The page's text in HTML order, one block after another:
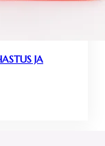
JA